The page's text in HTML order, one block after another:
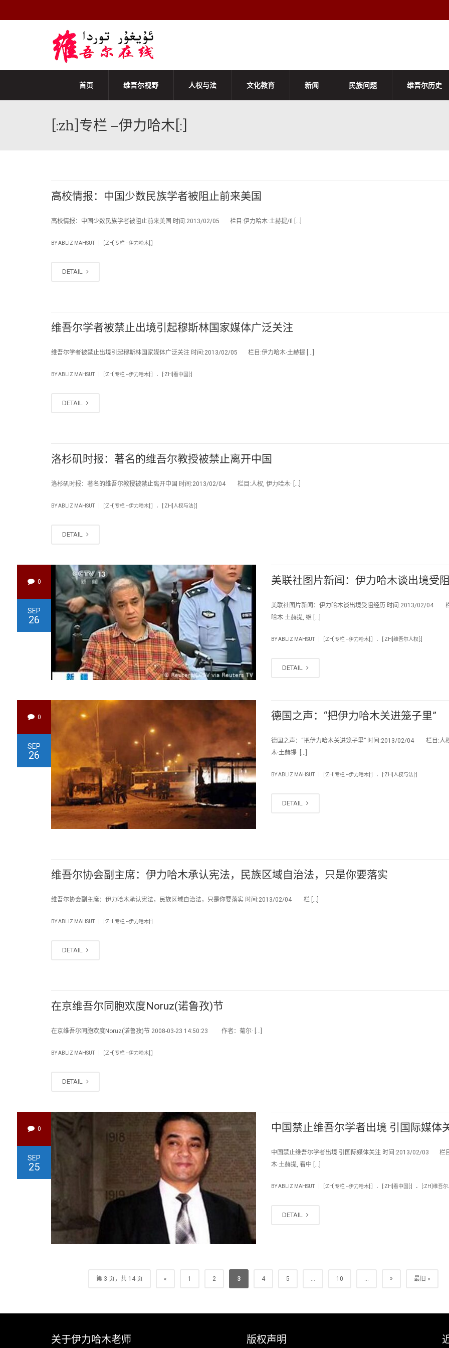
首页 维吾尔视野 人权与法 文化教育 新闻 民族问题 维吾尔历史
[:zh]专栏 –伊力哈木[:]
高校情报：中国少数民族学者被阻止前来美国
高校情报：中国少数民族学者被阻止前来美国 时间:2013/02/05 栏目:伊力哈木·土赫提/Il […]
BYABLIZ MAHSUT [:ZH]专栏 --伊力哈木[:]
DETAIL
维吾尔学者被禁止出境引起穆斯林国家媒体广泛关注
维吾尔学者被禁止出境引起穆斯林国家媒体广泛关注 时间:2013/02/05 栏目:伊力哈木·土赫提 […]
BYABLIZ MAHSUT [:ZH]专栏 --伊力哈木[:] . [:ZH]看中国[:]
DETAIL
洛杉矶时报：著名的维吾尔教授被禁止离开中国
洛杉矶时报：著名的维吾尔教授被禁止离开中国 时间:2013/02/04 栏目:人权, 伊力哈木· […]
BYABLIZ MAHSUT [:ZH]专栏 --伊力哈木[:] . [:ZH]人权与法[:]
DETAIL
0
SEP
26
美联社图片新闻：伊力哈木谈出境受
美联社图片新闻：伊力哈木谈出境受阻经历 时间:2013/02/04
哈木·土赫提, 维 […]
BYABLIZ MAHSUT [:ZH]专栏 --伊力哈木[:] . [:ZH]维吾尔人权[:]
DETAIL
0
SEP
26
德国之声：“把伊力哈木关进笼子里”
德国之声：“把伊力哈木关进笼子里” 时间:2013/02/04 栏目:人
木·土赫提 […]
BYABLIZ MAHSUT [:ZH]专栏 --伊力哈木[:] . [:ZH]人权与法[:]
DETAIL
维吾尔协会副主席：伊力哈木承认宪法，民族区域自治法，只是你要落实
维吾尔协会副主席：伊力哈木承认宪法，民族区域自治法，只是你要落实 时间:2013/02/04 栏 […]
BYABLIZ MAHSUT [:ZH]专栏 --伊力哈木[:]
DETAIL
在京维吾尔同胞欢度Noruz(诺鲁孜)节
在京维吾尔同胞欢度Noruz(诺鲁孜)节 2008-03-23 14:50:23 作者：菊尔· […]
BYABLIZ MAHSUT [:ZH]专栏 --伊力哈木[:]
DETAIL
0
SEP
25
中国禁止维吾尔学者出境 引国际媒体
中国禁止维吾尔学者出境 引国际媒体关注 时间:2013/02/03 栏
木·土赫提, 看中 […]
BYABLIZ MAHSUT [:ZH]专栏 --伊力哈木[:] . [:ZH]看中国[:] . [:ZH]维吾尔
DETAIL
第 3 页，共 14 页 « 1 2 3 4 5 ... 10 ... » 最旧 »
关于伊力哈木老师 版权声明